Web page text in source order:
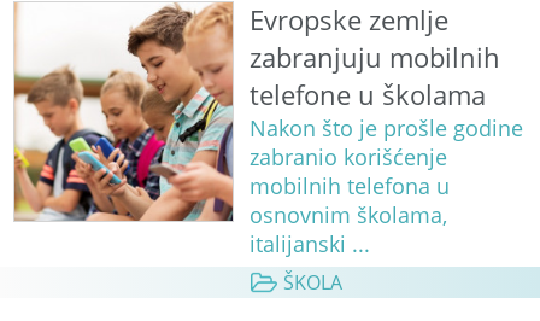
Evropske zemlje
zabranjuju mobilnih
telefone u školama
Nakon što je prošle godine
zabranio korišćenje
mobilnih telefona u
osnovnim školama,
italijanski ...
ŠKOLA